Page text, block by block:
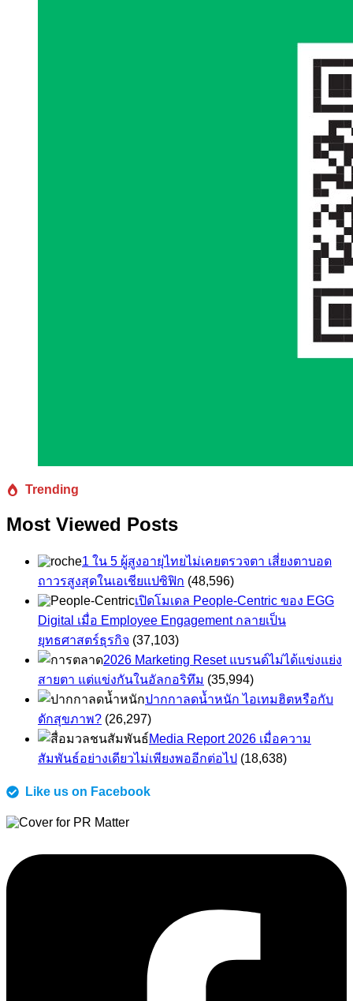
Trending
Most Viewed Posts
1 ใน 5 ผู้สูงอายุไทยไม่เคยตรวจตา เสี่ยงตาบอด
ถาวรสูงสุดในเอเชียแปซิฟิก (48,596)
เปิดโมเดล People-Centric ของ EGG
Digital เมื่อ Employee Engagement กลายเป็น
ยุทธศาสตร์ธุรกิจ (37,103)
2026 Marketing Reset แบรนด์ไม่ได้แข่งแย่ง
สายตา แต่แข่งกันในอัลกอริทึม (35,994)
ปากกาลดน้ำหนัก ไอเทมฮิตหรือกับ
ดักสุขภาพ? (26,297)
Media Report 2026 เมื่อความ
สัมพันธ์อย่างเดียวไม่เพียงพออีกต่อไป (18,638)
Like us on Facebook